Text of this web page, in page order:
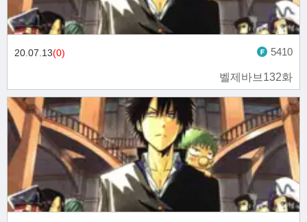
벨제바브132화
20.07.13(0) 5410